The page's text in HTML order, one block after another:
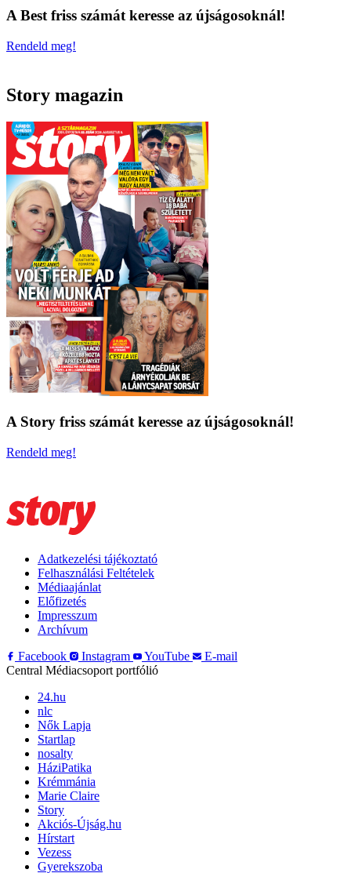
A Best friss számát keresse az újságosoknál!
Rendeld meg!
Story magazin
A Story friss számát keresse az újságosoknál!
Rendeld meg!
Adatkezelési tájékoztató
Felhasználási Feltételek
Médiaajánlat
Előfizetés
Impresszum
Archívum
Facebook
Instagram YouTube
E-mail
Central Médiacsoport portfólió
24.hu
nlc
Nők Lapja
Startlap
nosalty
HáziPatika
Krémmánia
Marie Claire
Story
Akciós-Újság.hu
Hírstart
Vezess
Gyerekszoba